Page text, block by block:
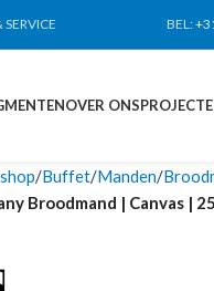
BEL:
OVER ONS
Buffet Manden
Broodmand | Canvas |